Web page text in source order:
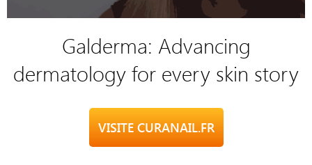
Galderma: Advancing
dermatology for every skin story
VISITE CURANAIL.FR